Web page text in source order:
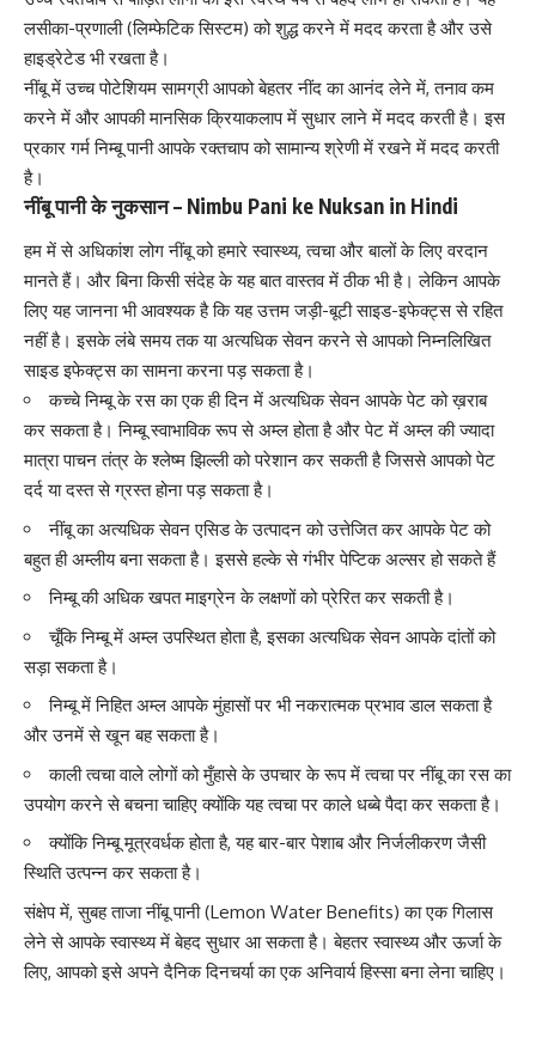
लसीका-प्रणाली (लिम्‍फेटिक सिस्‍टम) को शुद्ध करने में मदद करता है और उसे
हाइड्रेटेड भी रखता है।
नींबू में उच्च पोटेशियम सामग्री आपको बेहतर नींद का आनंद लेने में, तनाव कम
करने में और आपकी मानसिक क्रियाकलाप में सुधार लाने में मदद करती है। इस
प्रकार गर्म निम्बू पानी आपकेरक्तचाप को सामान्य श्रेणी में रखने में मदद करती
है।
नींबू पानी के नुकसान – Nimbu Pani ke Nuksan in Hindi
हम में से अधिकांश लोग नींबू को हमारे स्वास्थ्य,त्वचाऔर बालों के लिए वरदान
मानते हैं। और बिना किसी संदेह के यह बात वास्तव में ठीक भी है। लेकिन आपके
लिए यह जानना भी आवश्यक है कि यह उत्तम जड़ी-बूटी साइड-इफेक्ट्स से रहित
नहीं है। इसके लंबे समय तक या अत्यधिक सेवन करने से आपको निम्नलिखित
साइड इफेक्ट्स का सामना करना पड़ सकता है।
कच्चे निम्बू के रस का एक ही दिन में अत्यधिक सेवन आपके पेट को ख़राब
कर सकता है। निम्बू स्वाभाविक रूप से अम्ल होता है और पेट में अम्ल की ज्यादा
मात्रा पाचन तंत्र के श्लेष्म झिल्ली को परेशान कर सकती है जिससे आपको पेट
दर्द या दस्त से ग्रस्त होना पड़ सकता है।
नींबू का अत्यधिक सेवन एसिड के उत्पादन को उत्तेजित कर आपके पेट को
बहुत ही अम्लीय बना सकता है। इससे हल्के से गंभीर पेप्टिक अल्सर हो सकते हैं
निम्बू की अधिक खपत माइग्रेन के लक्षणों को प्रेरित कर सकती है।
चूँकि निम्बू में अम्ल उपस्थित होता है, इसका अत्यधिक सेवन आपके दांतों को
सड़ा सकता है।
निम्बू में निहित अम्ल आपके मुंहासों पर भी नकरात्मक प्रभाव डाल सकता है
और उनमें से खून बह सकता है।
काली त्वचा वाले लोगों कोमुँहासे के उपचारके रूप में त्वचा पर नींबू का रस का
उपयोग करने से बचना चाहिए क्योंकि यह त्वचा पर काले धब्बे पैदा कर सकता है।
क्योंकि निम्बू मूत्रवर्धक होता है, यह बार-बार पेशाब और निर्जलीकरण जैसी
स्थिति उत्पन्न कर सकता है।
संक्षेप में, सुबह ताजा नींबू पानी (Lemon Water Benefits) का एक गिलास
लेने से आपके स्वास्थ्य में बेहद सुधार आ सकता है। बेहतर स्वास्थ्य और ऊर्जा के
लिए, आपको इसे अपने दैनिक दिनचर्या का एक अनिवार्य हिस्सा बना लेना चाहिए।